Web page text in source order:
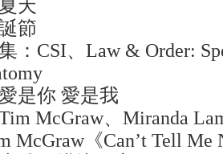
天
節
：CSI、Law & Order:
是你 愛是我
McGraw、Miranda
McGraw《Can’t Tell Me